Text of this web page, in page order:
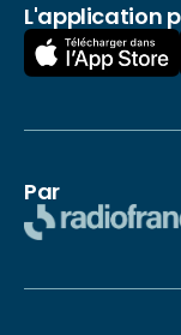
L'application
Par